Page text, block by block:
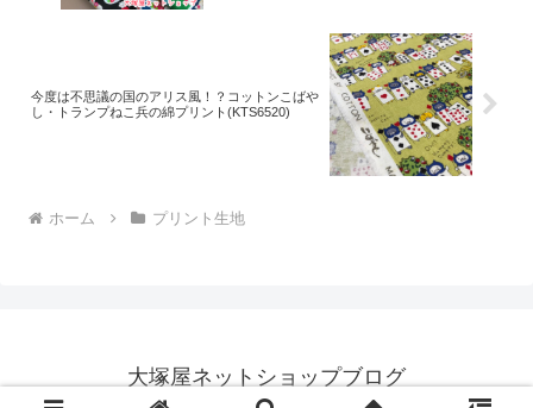
今度は不思議の国のアリス風！？コットンこばや
し・トランプねこ兵の綿プリント(KTS6520)
ホーム プリント生地
大塚屋ネットショップブログ